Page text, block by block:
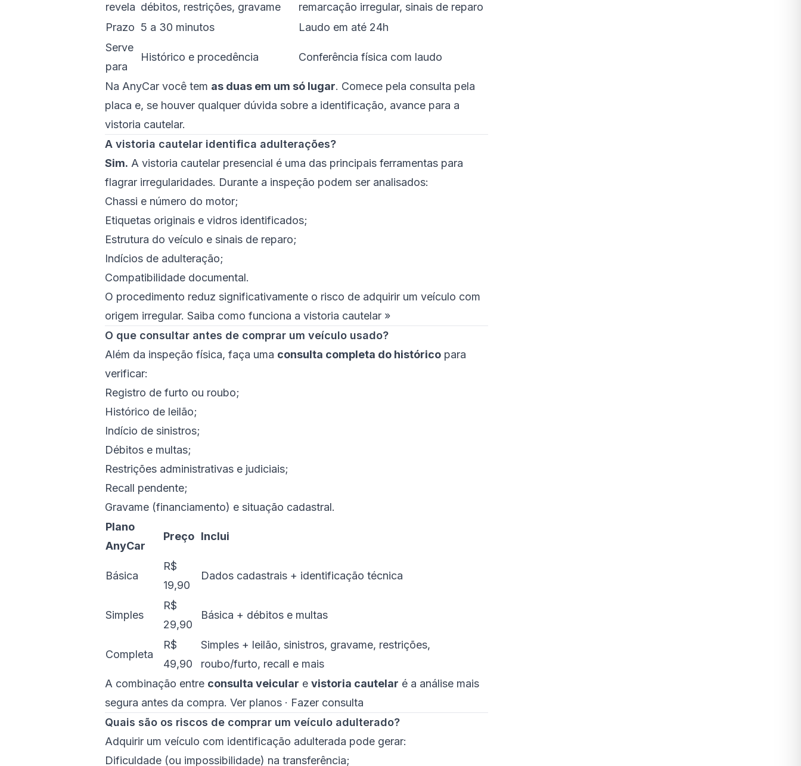
revela débitos, restrições, gravame
remarcação irregular, sinais de reparo
Prazo 5 a 30 minutos
Laudo em até 24h
Serve
para
Histórico e procedência Conferência física com laudo
Na AnyCar você tem as duas em um só lugar. Comece pela consulta pela
placa e, se houver qualquer dúvida sobre a identificação, avance para a
vistoria cautelar.
A vistoria cautelar identifica adulterações?
Sim. A vistoria cautelar presencial é uma das principais ferramentas para
flagrar irregularidades. Durante a inspeção podem ser analisados:
Chassi e número do motor;
Etiquetas originais e vidros identificados;
Estrutura do veículo e sinais de reparo;
Indícios de adulteração;
Compatibilidade documental.
O procedimento reduz significativamente o risco de adquirir um veículo com
origem irregular. Saiba como funciona a vistoria cautelar »
O que consultar antes de comprar um veículo usado?
Além da inspeção física, faça uma consulta completa do histórico para
verificar:
Registro de furto ou roubo;
Histórico de leilão;
Indício de sinistros;
Débitos e multas;
Restrições administrativas e judiciais;
Recall pendente;
Gravame (financiamento) e situação cadastral.
Plano
AnyCar
Preço Inclui
Básica
R$
19,90
Dados cadastrais + identificação técnica
Simples
R$
29,90
Básica + débitos e multas
Completa
R$
49,90
Simples + leilão, sinistros, gravame, restrições,
roubo/furto, recall e mais
A combinação entre consulta veicular e vistoria cautelar é a análise mais
segura antes da compra. Ver planos · Fazer consulta
Quais são os riscos de comprar um veículo adulterado?
Adquirir um veículo com identificação adulterada pode gerar:
Dificuldade (ou impossibilidade) na transferência;